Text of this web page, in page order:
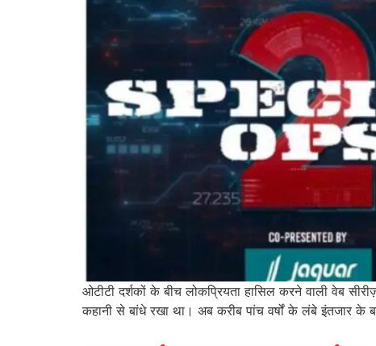
ओटीटी दर्शकों के बीच लोकप्रियता हासिल करने वाली वेब
कहानी से बांधे रखा था। अब करीब पांच वर्षों के लंबे इंतजार